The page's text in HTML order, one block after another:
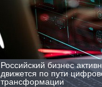
Российский бизнес
движется по пути
трансформации